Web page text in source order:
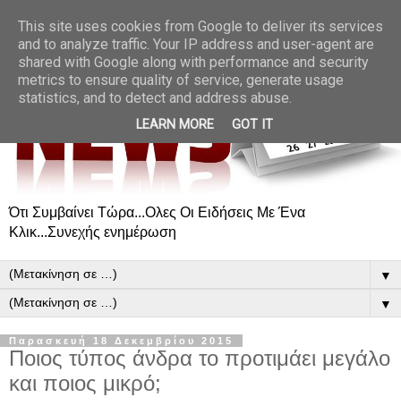
Ότι Συμβαίνει Τώρα...Ολες Οι Ειδήσεις Με Ένα
Κλικ...Συνεχής ενημέρωση
▼
▼
Παρασκευή 18 Δεκεμβρίου 2015
Ποιος τύπος άνδρα το προτιμάει μεγάλο
και ποιος μικρό;
This site uses cookies from Google to deliver its services
and to analyze traffic. Your IP address and user-agent are
shared with Google along with performance and security
metrics to ensure quality of service, generate usage
statistics, and to detect and address abuse.
LEARN MORE GOT IT